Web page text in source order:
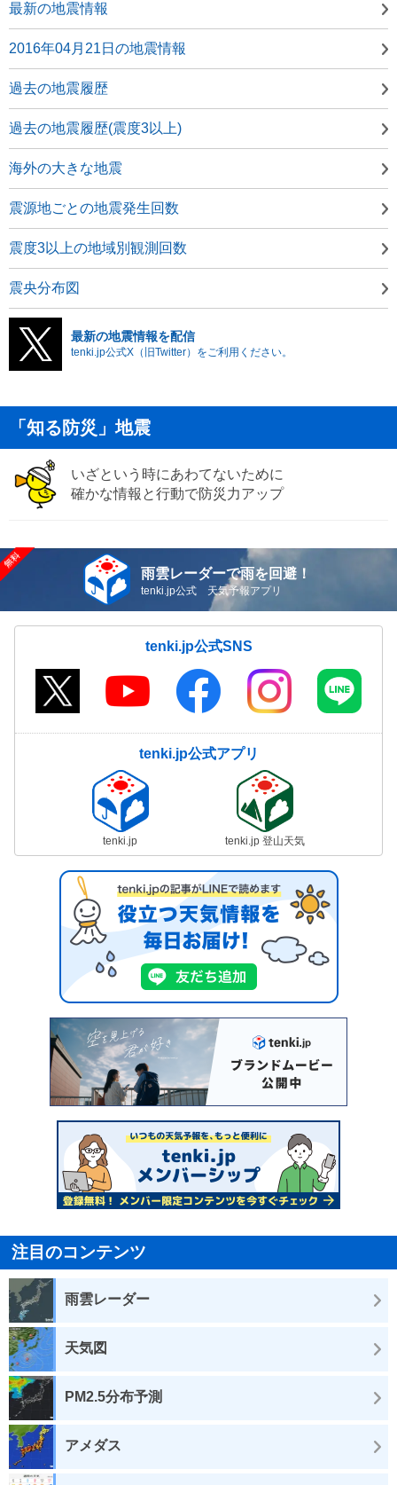
最新の地震情報
2016年04月21日の地震情報
過去の地震履歴
過去の地震履歴(震度3以上)
海外の大きな地震
震源地ごとの地震発生回数
震度3以上の地域別観測回数
震央分布図
最新の地震情報を配信
tenki.jp公式X（旧Twitter）をご利用ください。
「知る防災」地震
いざという時にあわてないために
確かな情報と行動で防災力アップ
雨雲レーダーで雨を回避！
tenki.jp公式 天気予報アプリ
tenki.jp公式SNS
tenki.jp公式アプリ
tenki.jp tenki.jp 登山天気
注目のコンテンツ
雨雲レーダー
天気図
PM2.5分布予測
アメダス